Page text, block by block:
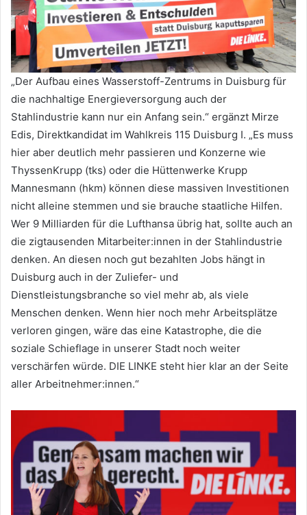
„Der Aufbau eines Wasserstoff-Zentrums in Duisburg für
die nachhaltige Energieversorgung auch der
Stahlindustrie kann nur ein Anfang sein.“ ergänzt Mirze
Edis, Direktkandidat im Wahlkreis 115 Duisburg I. „Es muss
hier aber deutlich mehr passieren und Konzerne wie
ThyssenKrupp (tks) oder die Hüttenwerke Krupp
Mannesmann (hkm) können diese massiven Investitionen
nicht alleine stemmen und sie brauche staatliche Hilfen.
Wer 9 Milliarden für die Lufthansa übrig hat, sollte auch an
die zigtausenden Mitarbeiter:innen in der Stahlindustrie
denken. An diesen noch gut bezahlten Jobs hängt in
Duisburg auch in der Zuliefer- und
Dienstleistungsbranche so viel mehr ab, als viele
Menschen denken. Wenn hier noch mehr Arbeitsplätze
verloren gingen, wäre das eine Katastrophe, die die
soziale Schieflage in unserer Stadt noch weiter
verschärfen würde. DIE LINKE steht hier klar an der Seite
aller Arbeitnehmer:innen.“